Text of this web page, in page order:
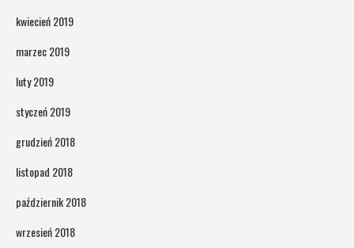
kwiecień 2019
marzec 2019
luty 2019
styczeń 2019
grudzień 2018
listopad 2018
październik 2018
wrzesień 2018